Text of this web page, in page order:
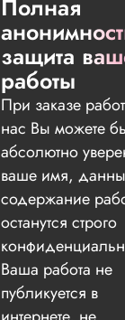
Полная
защита
работы
При заказе
нас Вы можете
абсолютно
ваше имя,
содержание
останутся строго
Ваша работа не
публикуется в